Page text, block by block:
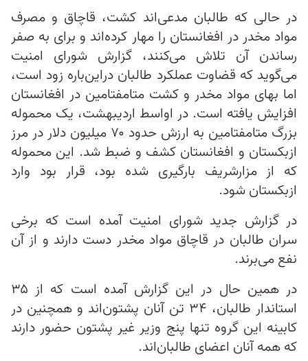
در حالی که طالبان مدعی‌اند کشت، قاچاق و مصرف
مواد مخدر در افغانستان را مهار کرده‌اند و برای به صفر
رساندن آن تلاش می‌کنند، گزارش شورای امنیت
می‌گوید که قضاوت عملکرد طالبان در‌این‌باره زود است،
اما بهای مواد مخدر و کشت متامفتامین در افغانستان
افزایش یافته است. در اواسط اردیبهشت، یک محموله
بزرگ متامفتامین به ارزش حدود ۷۰ میلیون دلار در مرز
ازبکستان و افغانستان کشف و ضبط شد. این محموله
که از مزارشریف بارگیری شده بود، قرار بود وارد
ازبکستان شود.
در گزارش جدید شورای امنیت آمده است که برخی
سران طالبان در قاچاق مواد مخدر دست دارند و از آن
نفع می‌برند.
در همین حال در این گزارش آمده است که از ۳۵
استاندار طالبان، ۳۴ تن آنان پشتون‌اند و همچنین در
کابینه این گروه تنها پنج وزیر غیر پشتون حضور دارند
که همه آنان اعضای طالبان‌اند.